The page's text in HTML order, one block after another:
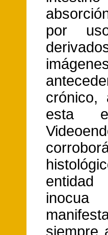
por
crónico,
esta
entidad
siempre